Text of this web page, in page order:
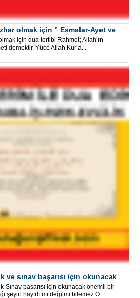
için dua tertibi Rahmet; Allah’ın
demektir. Yüce Allah Kur’a...
Sınav başarısı için okunacak önemli bir
şeyin hayırlı mı değilmi bilemez.O...